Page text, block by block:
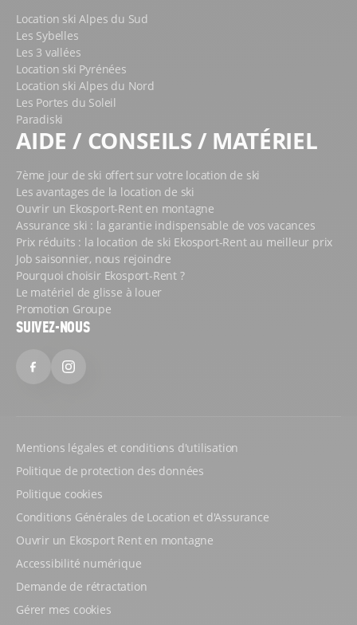
Location ski Alpes du Sud
Les Sybelles
Les 3 vallées
Location ski Pyrénées
Location ski Alpes du Nord
Les Portes du Soleil
Paradiski
AIDE / CONSEILS / MATÉRIEL
7ème jour de ski offert sur votre location de ski
Les avantages de la location de ski
Ouvrir un Ekosport-Rent en montagne
Assurance ski : la garantie indispensable de vos vacances
Prix réduits : la location de ski Ekosport-Rent au meilleur prix
Job saisonnier, nous rejoindre
Pourquoi choisir Ekosport-Rent ?
Le matériel de glisse à louer
Promotion Groupe
SUIVEZ-NOUS
FacebookInstagram
Mentions légales et conditions d'utilisation
Politique de protection des données
Politique cookies
Conditions Générales de Location et d'Assurance
Ouvrir un Ekosport Rent en montagne
Accessibilité numérique
Demande de rétractation
Gérer mes cookies